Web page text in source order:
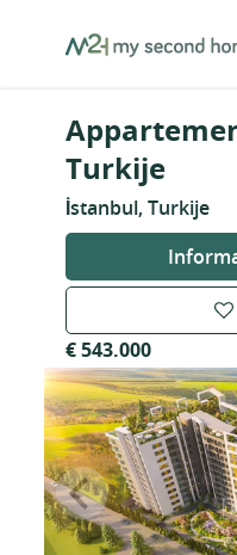
MySecondHome
Turkije
İstanbul, Turkije
€ 543.000